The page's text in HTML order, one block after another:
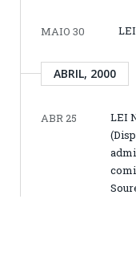
MAIO 30
ABRIL, 2000
ABR 25
LEI